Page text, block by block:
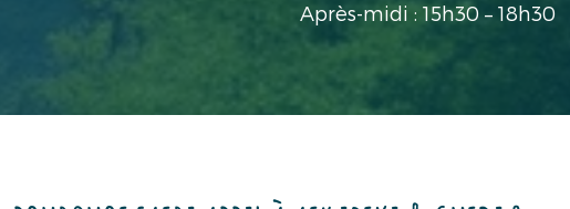
Après-midi : 15h30 – 18h30